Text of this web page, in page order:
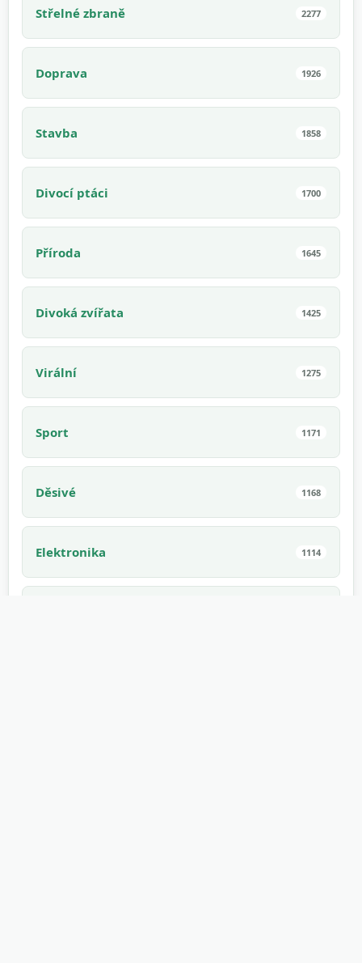
Střelné zbraně 2277
Doprava 1926
Stavba 1858
Divocí ptáci 1700
Příroda 1645
Divoká zvířata 1425
Virální 1275
Sport 1171
Děsivé 1168
Elektronika 1114